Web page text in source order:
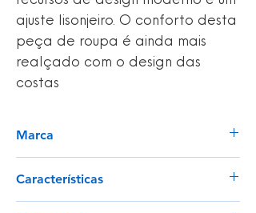
ajuste lisonjeiro. O conforto desta
peça de roupa é ainda mais
realçado com o design das
costas
Marca
Características